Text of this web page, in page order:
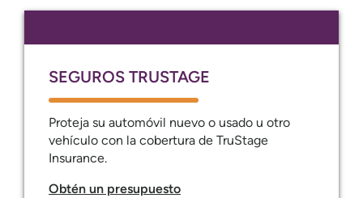
SEGUROS TRUSTAGE
Proteja su automóvil nuevo o usado u otro
vehículo con la cobertura de TruStage
Insurance.
Obtén un presupuesto